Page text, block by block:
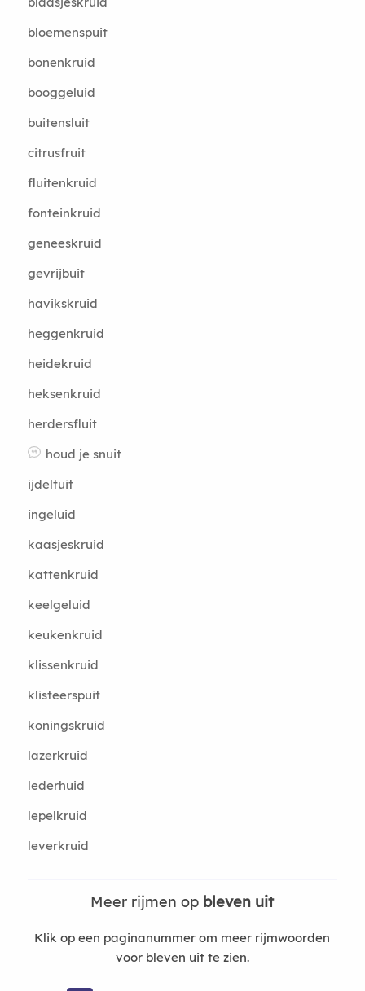
bloemenspuit
bonenkruid
booggeluid
buitensluit
citrusfruit
fluitenkruid
fonteinkruid
geneeskruid
gevrijbuit
havikskruid
heggenkruid
heidekruid
heksenkruid
herdersfluit
houd je snuit
ijdeltuit
ingeluid
kaasjeskruid
kattenkruid
keelgeluid
keukenkruid
klissenkruid
klisteerspuit
koningskruid
lazerkruid
lederhuid
lepelkruid
leverkruid
Meer rijmen op bleven uit
Klik op een paginanummer om meer rijmwoorden
voor bleven uit te zien.